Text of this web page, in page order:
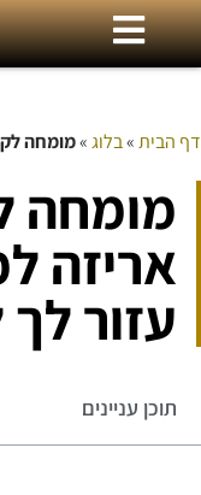
דף הבית»בלוג»מומחה
מומחה
אריזה
עזור
תוכן עניינים